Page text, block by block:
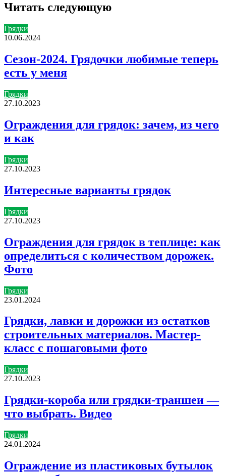
Читать следующую
Грядки
10.06.2024
Сезон-2024. Грядочки любимые теперь
есть у меня
Грядки
27.10.2023
Ограждения для грядок: зачем, из чего
и как
Грядки
27.10.2023
Интересные варианты грядок
Грядки
27.10.2023
Ограждения для грядок в теплице: как
определиться с количеством дорожек.
Фото
Грядки
23.01.2024
Грядки, лавки и дорожки из остатков
строительных материалов. Мастер-
класс с пошаговыми фото
Грядки
27.10.2023
Грядки-короба или грядки-траншеи —
что выбрать. Видео
Грядки
24.01.2024
Ограждение из пластиковых бутылок